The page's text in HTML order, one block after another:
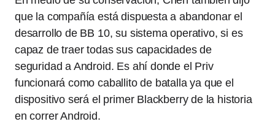
que la compañía está dispuesta a abandonar el
desarrollo de BB 10, su sistema operativo, si es
capaz de traer todas sus capacidades de
seguridad a Android. Es ahí donde el Priv
funcionará como caballito de batalla ya que el
dispositivo será el primer Blackberry de la historia
en correr Android.